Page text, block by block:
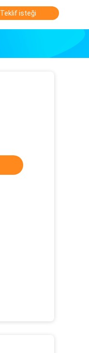
Teklif isteği